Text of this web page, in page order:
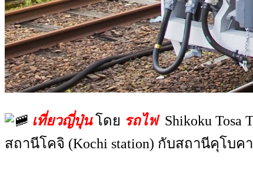
เที่ยวญี่ปุ่นโดย รถไฟShikoku Tosa
สถานีโคจิ (Kochi station) กับสถานีคุโบค